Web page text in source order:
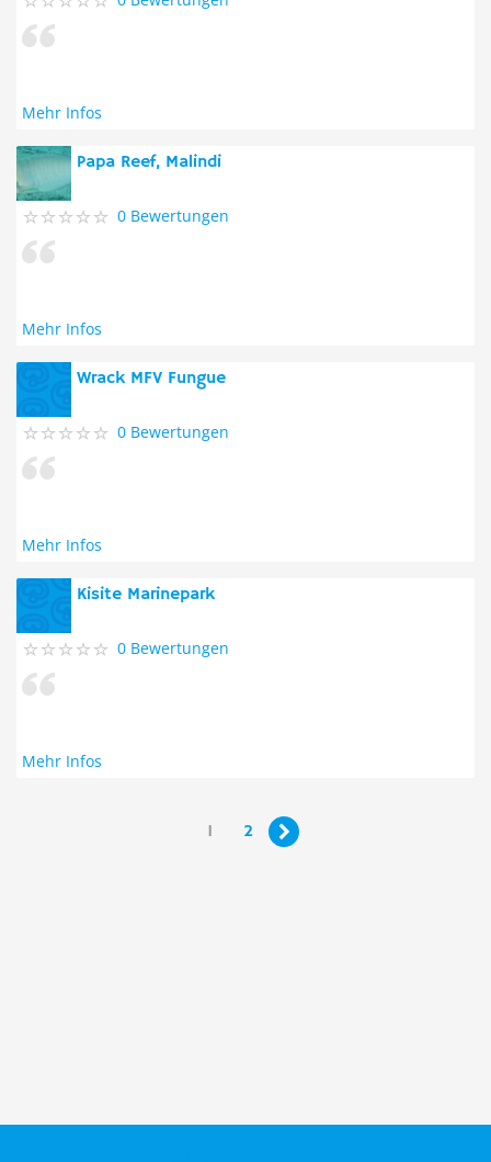
Mehr Infos
Papa Reef, Malindi
0 Bewertungen
Mehr Infos
Wrack MFV Fungue
0 Bewertungen
Mehr Infos
Kisite Marinepark
0 Bewertungen
Mehr Infos
1 2 